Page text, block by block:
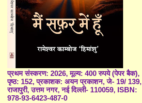
प्रथम संस्करण: 2026, मूल्य: 400 रुपये (पेपर बैक),
पृष्ठ: 152, प्रकाशक: अयन प्रकाशन, जे- 19/ 139,
राजापुरी, उत्तम नगर, नई दिल्ली- 110059, ISBN:
978-93-6423-487-0